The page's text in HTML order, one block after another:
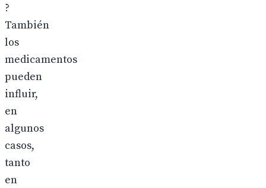
?
También
los
medicamentos
pueden
influir,
en
algunos
casos,
tanto
en